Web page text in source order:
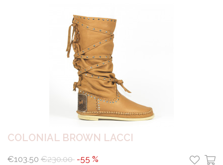
COLONIAL BROWN LACCI
€103.50 €230.00 -55 %